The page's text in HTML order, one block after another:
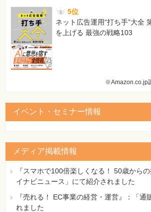
5位
ネット広告運用“打ち手”大全
を上げる 最強の戦略103
※Amazon.co.jp
イベント・セミナー情報
メディア掲載情報
『スマホで100倍楽しくなる！ 50歳から
イナビニュース」にて紹介されました
『売れる！ EC事業の経営・運営』：「通
れました